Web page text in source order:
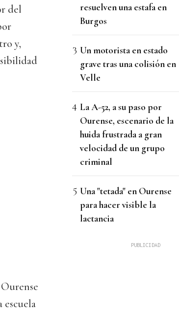
del
y,
resuelven una estafa en
Burgos
Un motorista en estado
grave tras una colisión en
Velle
La A-52, a su paso por
Ourense, escenario de la
huida frustrada a gran
velocidad de un grupo
criminal
Una "tetada" en Ourense
para hacer visible la
lactancia